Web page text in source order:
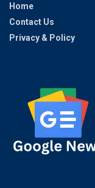
Home
Contact Us
Privacy & Policy